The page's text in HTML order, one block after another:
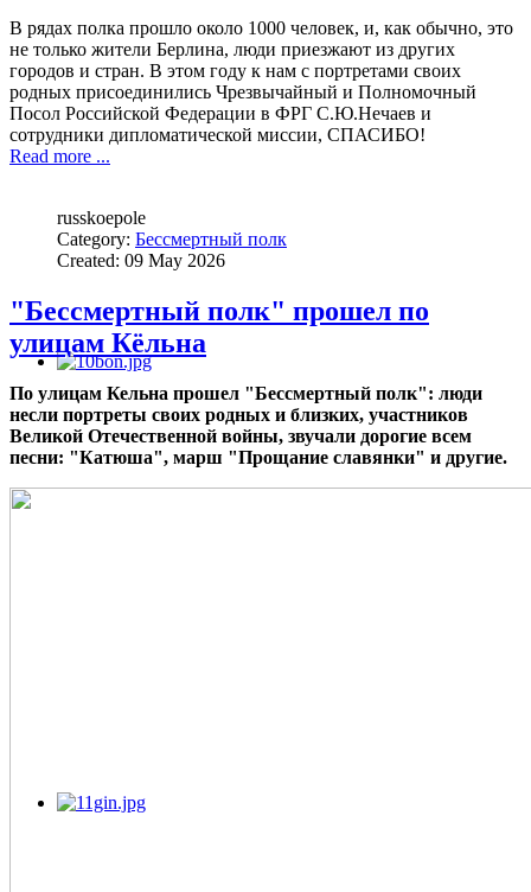
В рядах полка прошло около 1000 человек, и, как обычно, это
не только жители Берлина, люди приезжают из других
городов и стран. В этом году к нам с портретами своих
родных присоединились Чрезвычайный и Полномочный
Посол Российской Федерации в ФРГ С.Ю.Нечаев и
сотрудники дипломатической миссии, СПАСИБО!
Read more ...
russkoepole
Category: Бессмертный полк
Created: 09 May 2026
"Бессмертный полк" прошел по
улицам Кёльна
По улицам Кельна прошел "Бессмертный полк": люди
несли портреты своих родных и близких, участников
Великой Отечественной войны, звучали дорогие всем
песни: "Катюша", марш "Прощание славянки" и другие.